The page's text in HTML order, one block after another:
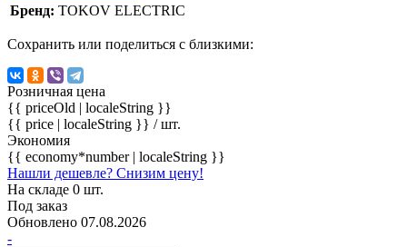
Бренд: TOKOV ELECTRIC
Сохранить или поделиться с близкими:
Розничная цена
{{ priceOld | localeString }}
{{ price | localeString }} / шт.
Экономия
{{ economy*number | localeString }}
Нашли дешевле? Снизим цену!
На складе 0 шт.
Под заказ
Обновлено 07.08.2026
-